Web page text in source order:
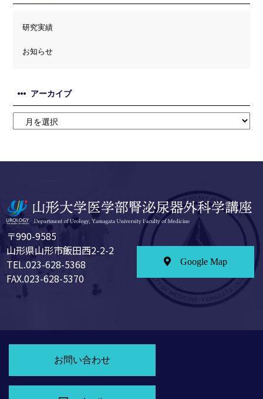
研究実績
お知らせ
アーカイブ
〒990-9585
山形県山形市飯田西2-2-2
TEL.023-628-5368
FAX.023-628-5370
Google Map
お問い合わせ